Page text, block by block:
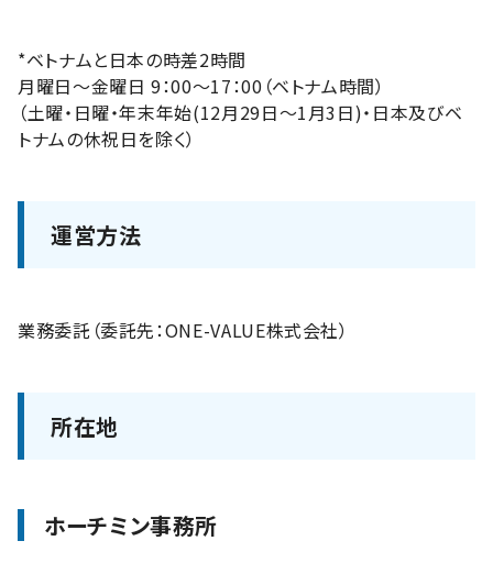
*ベトナムと日本の時差2時間
月曜日〜金曜日 9：00〜17：00（ベトナム時間）
（土曜・日曜・年末年始(12月29日〜1月3日)・日本及びベ
トナムの休祝日を除く）
運営方法
業務委託（委託先：ONE-VALUE株式会社）
所在地
ホーチミン事務所